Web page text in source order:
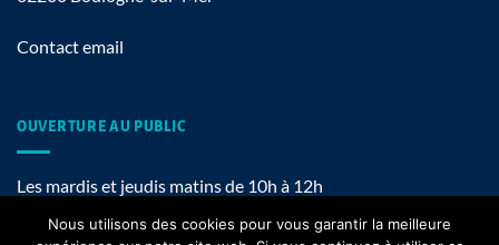
Contact email
OUVERTURE AU PUBLIC
Les mardis et jeudis matins de 10h à 12h
Nous utilisons des cookies pour vous garantir la meilleure